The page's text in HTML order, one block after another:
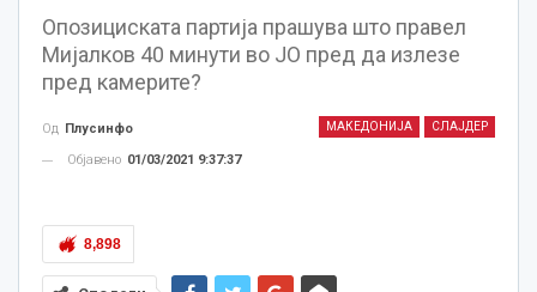
Опозициската партија прашува што правел
Мијалков 40 минути во ЈО пред да излезе
пред камерите?
МАКЕДОНИЈА СЛАЈДЕР
Од Плусинфо
Објавено 01/03/2021 9:37:37
8,898